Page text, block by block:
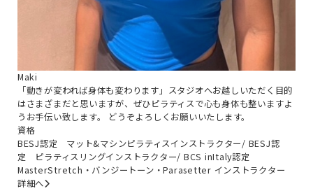
Maki
「動きが変われば身体も変わります」スタジオへお越しいただく目的
はさまざまだと思いますが、ぜひピラティスで心も身体も整いますよ
うお手伝い致します。 どうぞよろしくお願いいたします。
資格
BESJ認定 マット&マシンピラティスインストラクター/ BESJ認
定 ピラティスリングインストラクター/ BCS inItaly認定
MasterStretch・バンジートーン・Parasetter インストラクター
詳細へ